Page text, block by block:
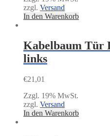
zzgl. Versand
In den Warenkorb
Kabelbaum Tür
links
€21,01
Zzgl. 19% MwSt.
zzgl. Versand
In den Warenkorb